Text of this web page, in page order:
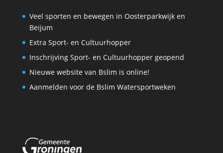
Veel sporten en bewegen in Oosterparkwijk en
Beijum
Extra Sport- en Cultuurhopper
Inschrijving Sport- en Cultuurhopper geopend
Nieuwe website van Bslim is online!
Aanmelden voor de Bslim Watersportweken